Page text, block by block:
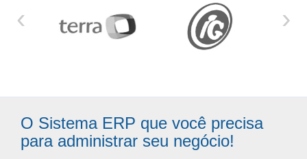
‹ ›
O Sistema ERP que você precisa
para administrar seu negócio!